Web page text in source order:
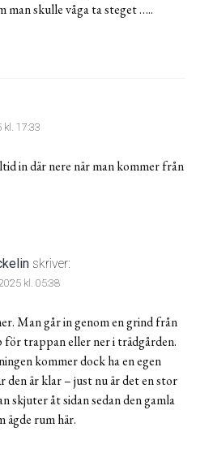
man skulle våga ta steget …..
kl. 17:33
in där nere när man kommer från
skriver:
kl. 05:38
Man går in genom en grind från
för trappan eller ner i trädgården.
kommer dock ha en egen
den är klar – just nu är det en stor
skjuter åt sidan sedan den gamla
ägde rum här.